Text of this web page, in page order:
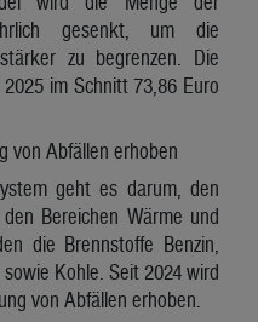
gesenkt, um die
zu begrenzen. Die
im Schnitt 73,86 Euro
von Abfällen erhoben
geht es darum, den
Bereichen Wärme und
die Brennstoffe Benzin,
Kohle. Seit 2024 wird
von Abfällen erhoben.